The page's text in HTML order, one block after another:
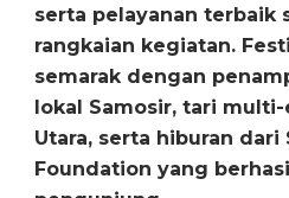
serta pelayanan terbaik
rangkaian kegiatan.
semarak dengan
lokal Samosir, tari
Utara, serta hiburan dari
Foundation yang